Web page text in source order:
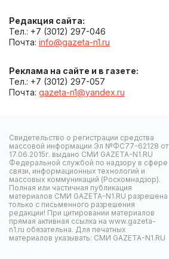
Редакция сайта:
Тел.: +7 (3012) 297-046
Почта: info@gazeta-n1.ru
Реклама на сайте и в газете:
Тел.: +7 (3012) 297-057
Почта: gazeta-n1@yandex.ru
Свидетельство о регистрации средства
массовой информации Эл №ФС77-62128 от
17.06.2015г. выдано СМИ GAZETA-N1.RU
Федеральной службой по надзору в сфере
связи, информационных технологий и
массовых коммуникаций (Роскомнадзор).
Полная или частичная публикация
материалов СМИ GAZETA-N1.RU разрешена
только с письменного разрешения
редакции! При цитировании материалов
прямая активная ссылка на www.gazeta-
n1.ru обязательна. Для печатных
материалов указывать: СМИ GAZETA-N1.RU